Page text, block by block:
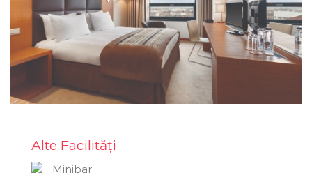
Alte Facilități
Minibar